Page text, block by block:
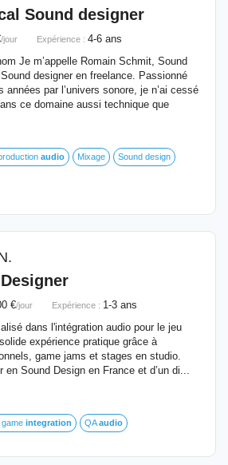
Sound designer
/jour Expérience : 4-6 ans
Je m’appelle Romain Schmit, Sound
designer en freelance. Passionné
années par l’univers sonore, je n’ai cessé
ce domaine aussi technique que
audio Mixage Sound design
€/jour Expérience : 1-3 ans
dans l'intégration audio pour le jeu
expérience pratique grâce à
game jams et stages en studio.
en Sound Design en France et d’un di...
game integration QAaudio